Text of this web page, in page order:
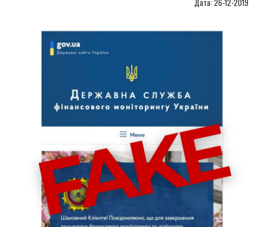
Дата: 26-12-2019